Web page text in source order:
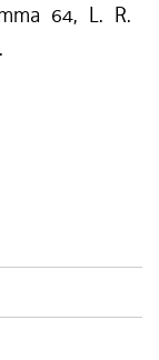
64, L. R.